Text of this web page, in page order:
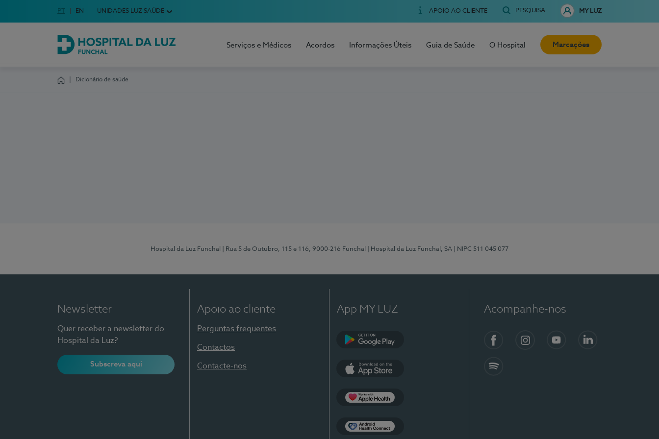
Escolha o seu idioma
Idioma em Português
PT English Language
EN UNIDADES LUZ SAÚDE APOIO AO CLIENTE PESQUISA MY LUZ
Hospital da Luz Funchal
Serviços e Médicos Acordos Informações Úteis Guia de Saúde O Hospital Marcações
Dicionário de saúde
Hospital da Luz Funchal | Rua 5 de Outubro, 115 e 116, 9000-216 Funchal | Hospital da Luz Funchal, SA | NIPC 511 045 077
Newsletter
Quer receber a newsletter do
Hospital da Luz?
Subscreva aqui
Apoio ao cliente
Perguntas frequentes
Contactos
Contacte-nos
App MY LUZ Acompanhe-nos